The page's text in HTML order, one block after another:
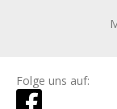
Folge uns auf: